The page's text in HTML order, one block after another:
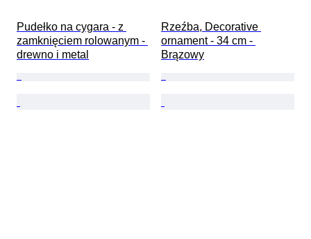
Pudełko na cygara - z
zamknięciem rolowanym -
drewno i metal
Rzeźba, Decorative
ornament - 34 cm -
Brązowy